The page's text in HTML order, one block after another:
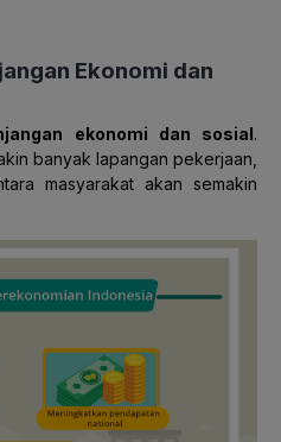
Ekonomi dan
ekonomi dan sosial.
banyak lapangan pekerjaan,
masyarakat akan semakin